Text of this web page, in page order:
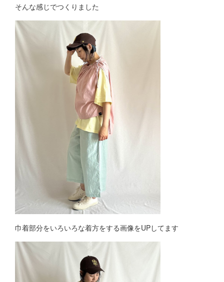
そんな感じでつくりました
巾着部分をいろいろな着方をする画像をUPしてます